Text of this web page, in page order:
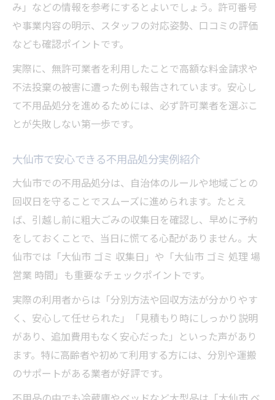
み」などの情報を参考にするとよいでしょう。許可番号
や事業内容の明示、スタッフの対応姿勢、口コミの評価
なども確認ポイントです。
実際に、無許可業者を利用したことで高額な料金請求や
不法投棄の被害に遭った例も報告されています。安心し
て不用品処分を進めるためには、必ず許可業者を選ぶこ
とが失敗しない第一歩です。
大仙市で安心できる不用品処分実例紹介
大仙市での不用品処分は、自治体のルールや地域ごとの
回収日を守ることでスムーズに進められます。たとえ
ば、引越し前に粗大ごみの収集日を確認し、早めに予約
をしておくことで、当日に慌てる心配がありません。大
仙市では「大仙市 ゴミ 収集日」や「大仙市 ゴミ 処理 場
営業 時間」も重要なチェックポイントです。
実際の利用者からは「分別方法や回収方法が分かりやす
く、安心して任せられた」「見積もり時にしっかり説明
があり、追加費用もなく安心だった」といった声があり
ます。特に高齢者や初めて利用する方には、分別や運搬
のサポートがある業者が好評です。